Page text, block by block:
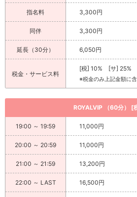
指名料 3,300円
同伴 3,300円
延長（30分） 6,050円
税金・サービス料
[税] 10% [サ] 25%
※税金のみ上記金額に
ROYALVIP （60分） [
19:00 ～ 19:59 11,000円
20:00 ～ 20:59 11,000円
21:00 ～ 21:59 13,200円
22:00 ～ LAST 16,500円